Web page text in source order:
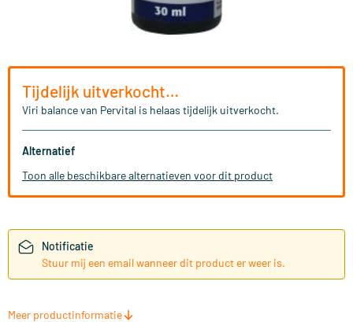
Tijdelijk uitverkocht…
Viri balance van Pervital is helaas tijdelijk uitverkocht.
Alternatief
Toon alle beschikbare alternatieven voor dit product
Notificatie
Stuur mij een email wanneer dit product er weer is.
Meer productinformatie